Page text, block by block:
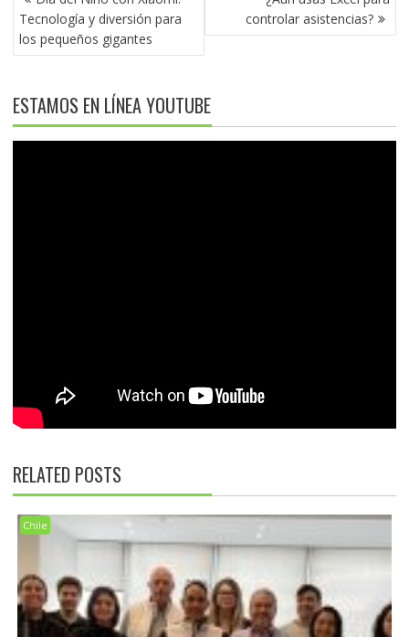
DE
ENTRADAS
Tecnología y diversión para
los pequeños gigantes
controlar asistencias?
ESTAMOS EN LÍNEA YOUTUBE
RELATED POSTS
Chile